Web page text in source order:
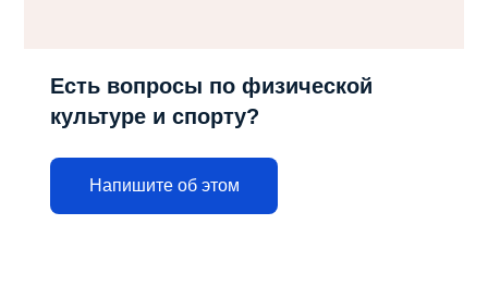
Есть вопросы по физической
культуре и спорту?
Напишите об этом